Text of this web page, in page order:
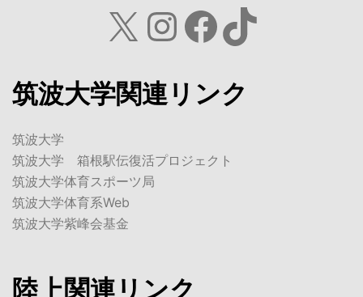
X Instagram
Facebook
TikTok
筑波大学関連リンク
筑波大学
筑波大学 箱根駅伝復活プロジェクト
筑波大学体育スポーツ局
筑波大学体育系Web
筑波大学紫峰会基金
陸上関連リンク